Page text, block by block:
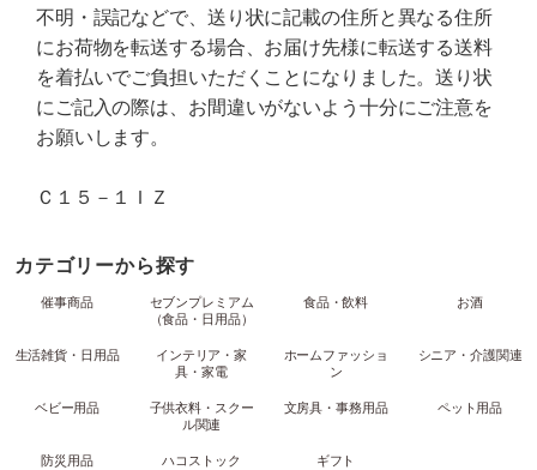
不明・誤記などで、送り状に記載の住所と異なる住所
にお荷物を転送する場合、お届け先様に転送する送料
を着払いでご負担いただくことになりました。送り状
にご記入の際は、お間違いがないよう十分にご注意を
お願いします。
Ｃ１５－１ＩＺ
カテゴリーから探す
催事商品
セブンプレミアム
（食品・日用品）
食品・飲料 お酒
生活雑貨・日用品
インテリア・家
具・家電
ホームファッショ
ン
シニア・介護関連
ベビー用品
子供衣料・スクー
ル関連
文房具・事務用品 ペット用品
防災用品 ハコストック ギフト